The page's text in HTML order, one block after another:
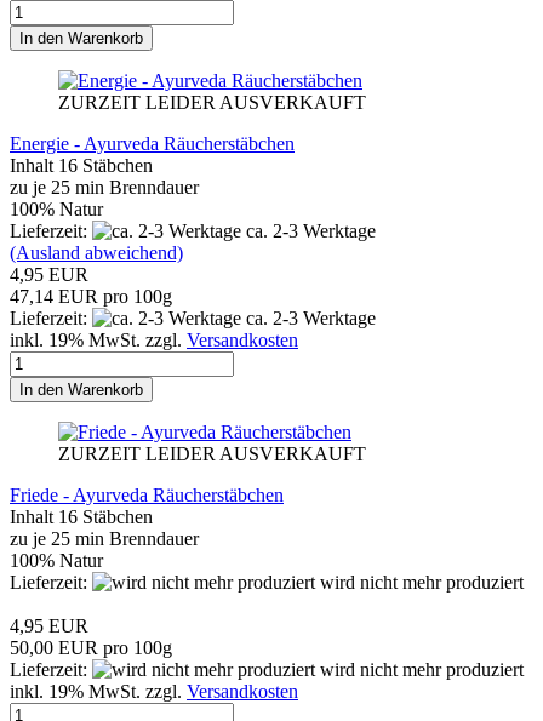
In den Warenkorb
ZURZEIT LEIDER AUSVERKAUFT
Energie - Ayurveda Räucherstäbchen
Inhalt 16 Stäbchen
zu je 25 min Brenndauer
100% Natur
Lieferzeit:
ca. 2-3 Werktage
(Ausland abweichend)
4,95 EUR
47,14 EUR pro 100g
Lieferzeit:
ca. 2-3 Werktage
inkl. 19% MwSt. zzgl. Versandkosten
In den Warenkorb
ZURZEIT LEIDER AUSVERKAUFT
Friede - Ayurveda Räucherstäbchen
Inhalt 16 Stäbchen
zu je 25 min Brenndauer
100% Natur
Lieferzeit:
wird nicht mehr produziert
4,95 EUR
50,00 EUR pro 100g
Lieferzeit:
wird nicht mehr produziert
inkl. 19% MwSt. zzgl. Versandkosten